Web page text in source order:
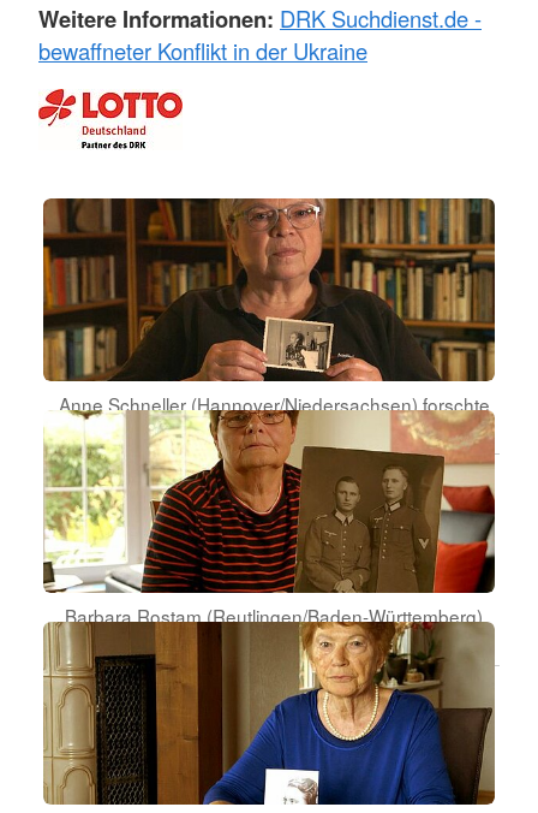
Weitere Informationen: DRK Suchdienst.de -
bewaffneter Konflikt in der Ukraine
Anne Schneller (Hannover/Niedersachsen) forschte
nach der Gefangenschaft ihrer Großmutter.
Barbara Rostam (Reutlingen/Baden-Württemberg)
erfuhr vom Tod des Vaters in Kriegsgefangenschaft.